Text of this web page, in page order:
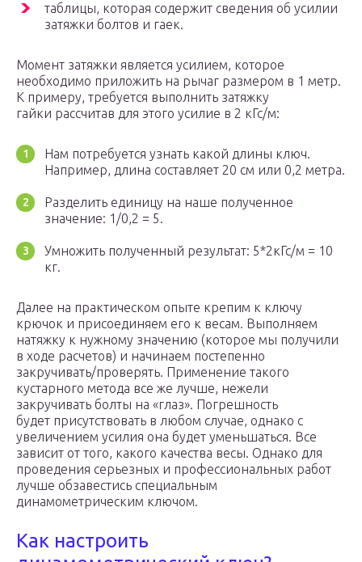
таблицы, которая содержит сведения об усилии
затяжки болтов и гаек.
Момент затяжки является усилием, которое
необходимо приложить на рычаг размером в 1 метр.
К примеру, требуется выполнить затяжку
гайки рассчитав для этого усилие в 2 кГс/м:
Нам потребуется узнать какой длины ключ.
Например, длина составляет 20 см или 0,2 метра.
Разделить единицу на наше полученное
значение: 1/0,2 = 5.
Умножить полученный результат: 5*2кГс/м = 10
кг.
Далее на практическом опыте крепим к ключу
крючок и присоединяем его к весам. Выполняем
натяжку к нужному значению (которое мы получили
в ходе расчетов) и начинаем постепенно
закручивать/проверять. Применение такого
кустарного метода все же лучше, нежели
закручивать болты на «глаз». Погрешность
будет присутствовать в любом случае, однако с
увеличением усилия она будет уменьшаться. Все
зависит от того, какого качества весы. Однако для
проведения серьезных и профессиональных работ
лучше обзавестись специальным
динамометрическим ключом.
Как настроить